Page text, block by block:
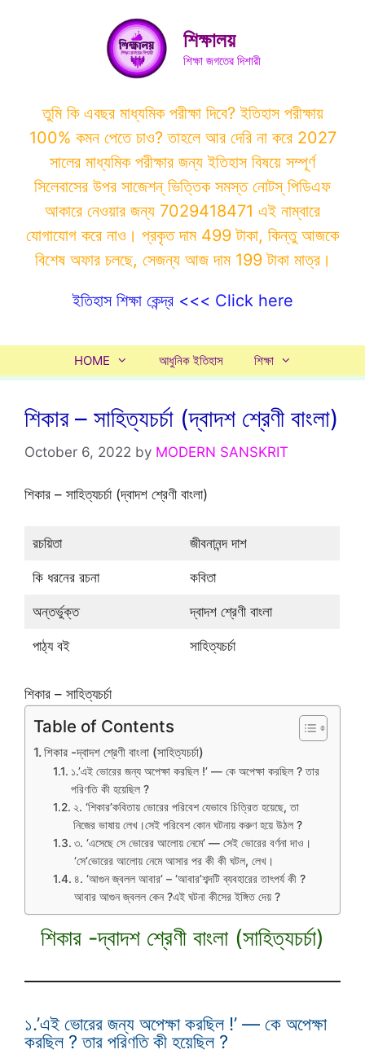
শিক্ষালয়
শিক্ষা জগতের দিশারী
তুমি কি এবছর মাধ্যমিক পরীক্ষা দিবে? ইতিহাস পরীক্ষায়
100% কমন পেতে চাও? তাহলে আর দেরি না করে 2027
সালের মাধ্যমিক পরীক্ষার জন্য ইতিহাস বিষয়ে সম্পূর্ণ
সিলেবাসের উপর সাজেশন্ ভিত্তিক সমস্ত নোটস্ পিডিএফ
আকারে নেওয়ার জন্য 7029418471 এই নাম্বারে
যোগাযোগ করে নাও। প্রকৃত দাম 499 টাকা, কিন্তু আজকে
বিশেষ অফার চলছে, সেজন্য আজ দাম 199 টাকা মাত্র।
ইতিহাস শিক্ষা কেন্দ্র <<< Click here
HOME আধুনিক ইতিহাস শিক্ষা
শিকার – সাহিত্যচর্চা (দ্বাদশ শ্রেণী বাংলা)
October 6, 2022 by MODERN SANSKRIT
শিকার – সাহিত্যচর্চা (দ্বাদশ শ্রেণী বাংলা)
রচয়িতা জীবনানন্দ দাশ
কি ধরনের রচনা কবিতা
অন্তর্ভুক্ত দ্বাদশ শ্রেণী বাংলা
পাঠ্য বই সাহিত্যচর্চা
শিকার – সাহিত্যচর্চা
Table of Contents
শিকার -দ্বাদশ শ্রেণী বাংলা (সাহিত্যচর্চা)
১.’এই ভোরের জন্য অপেক্ষা করছিল !’ — কে অপেক্ষা করছিল ? তার
পরিণতি কী হয়েছিল ?
২. ‘শিকার’কবিতায় ভোরের পরিবেশ যেভাবে চিত্রিত হয়েছে, তা
নিজের ভাষায় লেখ।সেই পরিবেশ কোন ঘটনায় করুণ হয়ে উঠল ?
৩. ‘এসেছে সে ভোরের আলোয় নেমে’ — সেই ভোরের বর্ণনা দাও।
‘সে’ভোরের আলোয় নেমে আসার পর কী কী ঘটল, লেখ।
৪. ‘আগুন জ্বলল আবার’ – ‘আবার’শব্দটি ব্যবহারের তাৎপর্য কী ?
আবার আগুন জ্বলল কেন ?এই ঘটনা কীসের ইঙ্গিত দেয় ?
শিকার -দ্বাদশ শ্রেণী বাংলা (সাহিত্যচর্চা)
১.’এই ভোরের জন্য অপেক্ষা করছিল !’ — কে অপেক্ষা
করছিল ? তার পরিণতি কী হয়েছিল ?